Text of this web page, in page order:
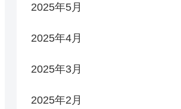
2025年5月
2025年4月
2025年3月
2025年2月